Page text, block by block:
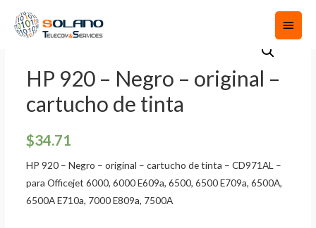
HP 920 – Negro – original –
cartucho de tinta
$34.71
HP 920 – Negro – original – cartucho de tinta – CD971AL –
para Officejet 6000, 6000 E609a, 6500, 6500 E709a, 6500A,
6500A E710a, 7000 E809a, 7500A